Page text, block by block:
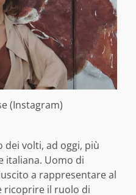
(Instagram)
dei volti, ad oggi, più
italiana. Uomo di
a rappresentare al
ricoprire il ruolo di